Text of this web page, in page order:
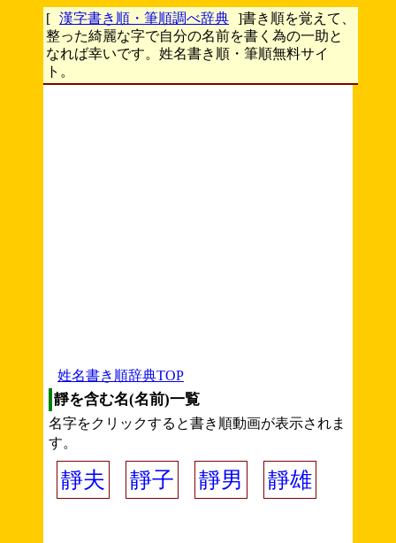
[ 漢字書き順・筆順調べ辞典 ]書き順を覚えて、
整った綺麗な字で自分の名前を書く為の一助と
なれば幸いです。姓名書き順・筆順無料サイ
ト。
姓名書き順辞典TOP
靜を含む名(名前)一覧
名字をクリックすると書き順動画が表示されま
す。
靜夫 靜子 靜男 靜雄